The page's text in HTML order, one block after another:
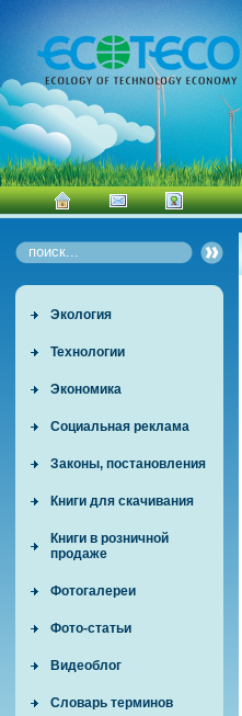
Экология
Технологии
Экономика
Социальная реклама
Законы, постановления
Книги для скачивания
Книги в розничной
продаже
Фотогалереи
Фото-статьи
Видеоблог
Словарь терминов